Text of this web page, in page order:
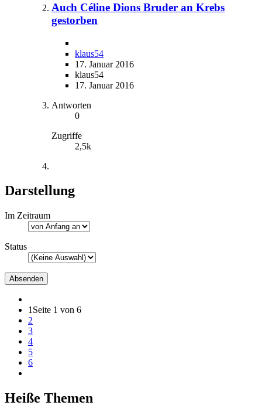
Auch Céline Dions Bruder an Krebs
gestorben
klaus54
17. Januar 2016
klaus54
17. Januar 2016
Antworten
0
Zugriffe
2,5k
Darstellung
Im Zeitraum
Status
1 Seite 1 von 6
2
3
4
5
6
Heiße Themen